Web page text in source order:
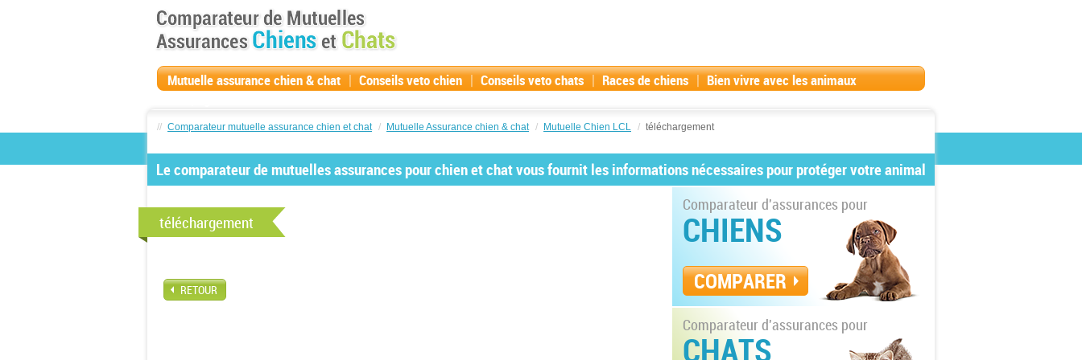
Mutuelle assurance chien & chat | Conseils veto chien | Conseils veto chats | Races de chiens | Bien vivre avec les animaux
// Comparateur mutuelle assurance chien et chat / Mutuelle Assurance chien & chat / Mutuelle Chien LCL / téléchargement
Le comparateur de mutuelles assurances pour chien et chat vous fournit les informations nécessaires pour protéger votre animal
téléchargement
RETOUR
Comparateur d'assurances pour
CHIENS
COMPARER
Comparateur d'assurances pour
CHATS